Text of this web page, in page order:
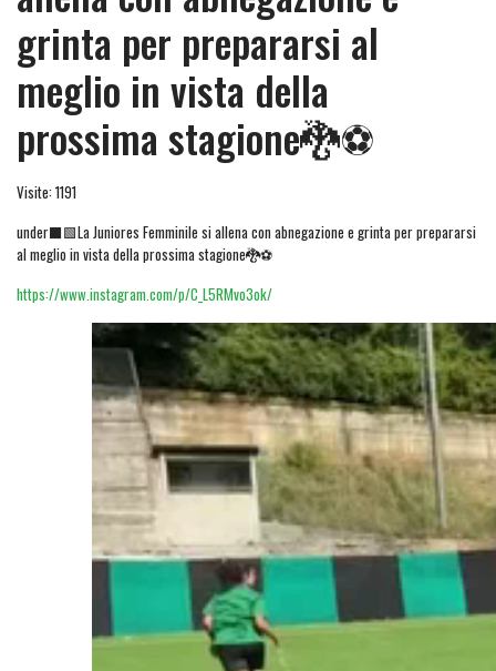
grinta per prepararsi al
meglio in vista della
prossima stagione🐉⚽
Visite: 1191
under⬛🟩La Juniores Femminile si allena con abnegazione e grinta per prepararsi
al meglio in vista della prossima stagione🐉⚽
https://www.instagram.com/p/C_L5RMvo3ok/